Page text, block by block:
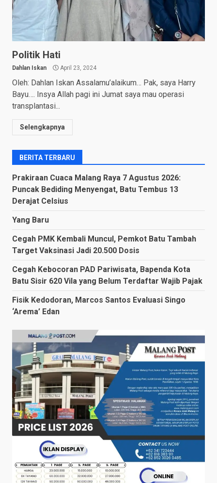
Politik Hati
Dahlan Iskan April 23, 2024
Oleh: Dahlan Iskan Assalamu’alaikum… Pak, saya Harry
Bayu…. Insya Allah pagi ini Jumat saya mau operasi
transplantasi...
Selengkapnya
BERITA TERBARU
Prakiraan Cuaca Malang Raya 7 Agustus 2026:
Puncak Bediding Menyengat, Batu Tembus 13
Derajat Celsius
Yang Baru
Cegah PMK Kembali Muncul, Pemkot Batu Tambah
Target Vaksinasi Jadi 20.500 Dosis
Cegah Kebocoran PAD Pariwisata, Bapenda Kota
Batu Sisir 620 Vila yang Belum Terdaftar Wajib Pajak
Fisik Kedodoran, Marcos Santos Evaluasi Singo
‘Arema’ Edan